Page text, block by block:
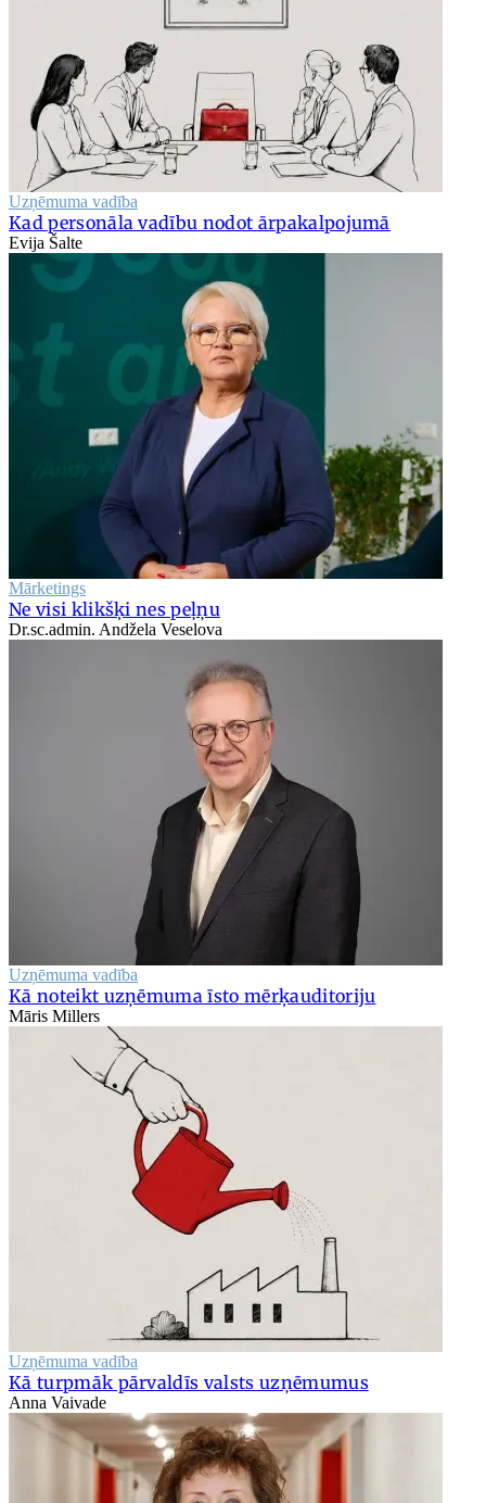
Uzņēmuma vadība
Kad personāla vadību nodot ārpakalpojumā
Evija Šalte
Mārketings
Ne visi klikšķi nes peļņu
Dr.sc.admin. Andžela Veselova
Uzņēmuma vadība
Kā noteikt uzņēmuma īsto mērķauditoriju
Māris Millers
Uzņēmuma vadība
Kā turpmāk pārvaldīs valsts uzņēmumus
Anna Vaivade